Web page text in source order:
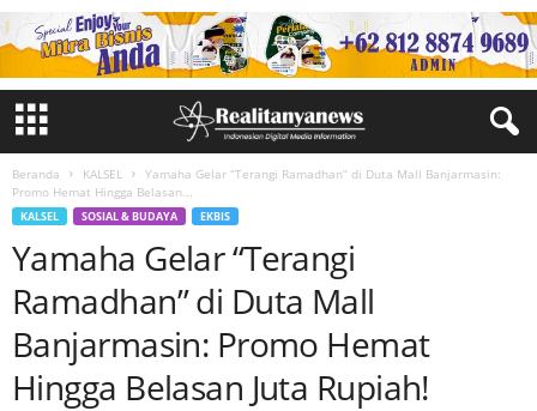
Beranda KALSEL
Yamaha Gelar “Terangi Ramadhan” di Duta Mall Banjarmasin:
Promo Hemat Hingga Belasan...
KALSEL SOSIAL & BUDAYA EKBIS
Yamaha Gelar “Terangi
Ramadhan” di Duta Mall
Banjarmasin: Promo Hemat
Hingga Belasan Juta Rupiah!